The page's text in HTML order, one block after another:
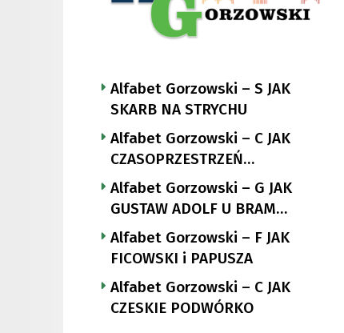
Alfabet Gorzowski – S JAK
SKARB NA STRYCHU
Alfabet Gorzowski – C JAK
CZASOPRZESTRZEŃ
NUTTGENSA
Alfabet Gorzowski – G JAK
GUSTAW ADOLF U BRAM
LANDSBERGA
Alfabet Gorzowski – F JAK
FICOWSKI i PAPUSZA
Alfabet Gorzowski – C JAK
CZESKIE PODWÓRKO